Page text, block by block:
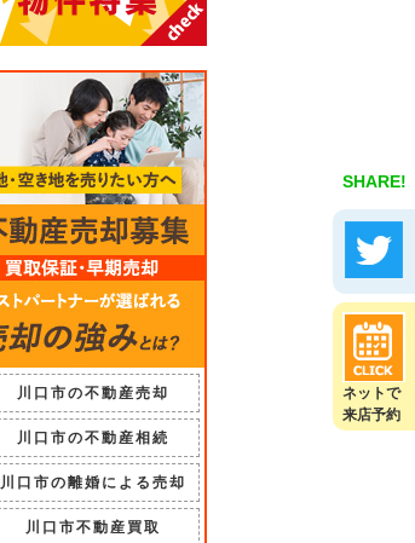
SHARE!
ネットで
来店予約
川口市の不動産売却
川口市の不動産相続
川口市の離婚による売却
川口市不動産買取